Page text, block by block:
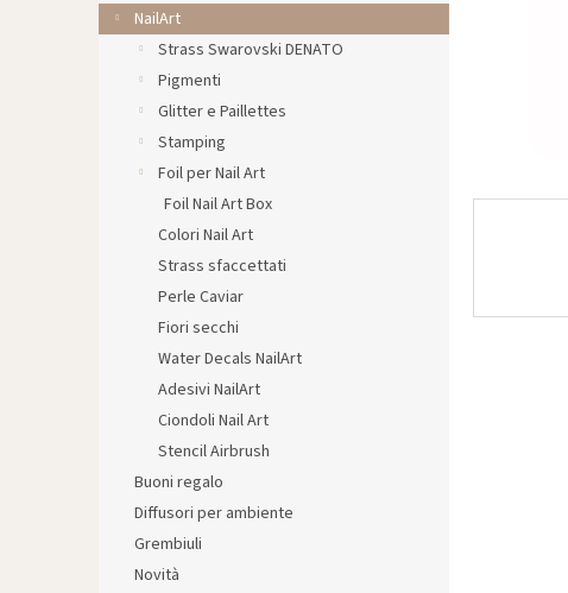
l
e
NailArt
Strass Swarovski DENATO
Pigmenti
Glitter e Paillettes
Stamping
Foil per Nail Art
Foil Nail Art Box
Colori Nail Art
Strass sfaccettati
Perle Caviar
Fiori secchi
Water Decals NailArt
Adesivi NailArt
Ciondoli Nail Art
Stencil Airbrush
Buoni regalo
Diffusori per ambiente
Grembiuli
Novità